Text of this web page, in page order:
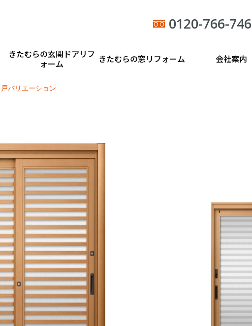
0120-766-746
きたむらの玄関ドアリフ
ォーム
きたむらの窓リフォーム 会社案内
戸バリエーション